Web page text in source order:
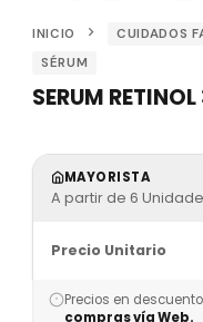
INICIO
CUIDADOS
SÉRUM
SERUM
MAYORISTA
A partir de 6
Precio Unitario
Precios en
compras vía Web.